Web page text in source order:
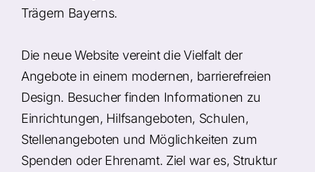
Trägern Bayerns.
Die neue Website vereint die Vielfalt der
Angebote in einem modernen, barrierefreien
Design. Besucher finden Informationen zu
Einrichtungen, Hilfsangeboten, Schulen,
Stellenangeboten und Möglichkeiten zum
Spenden oder Ehrenamt. Ziel war es, Struktur